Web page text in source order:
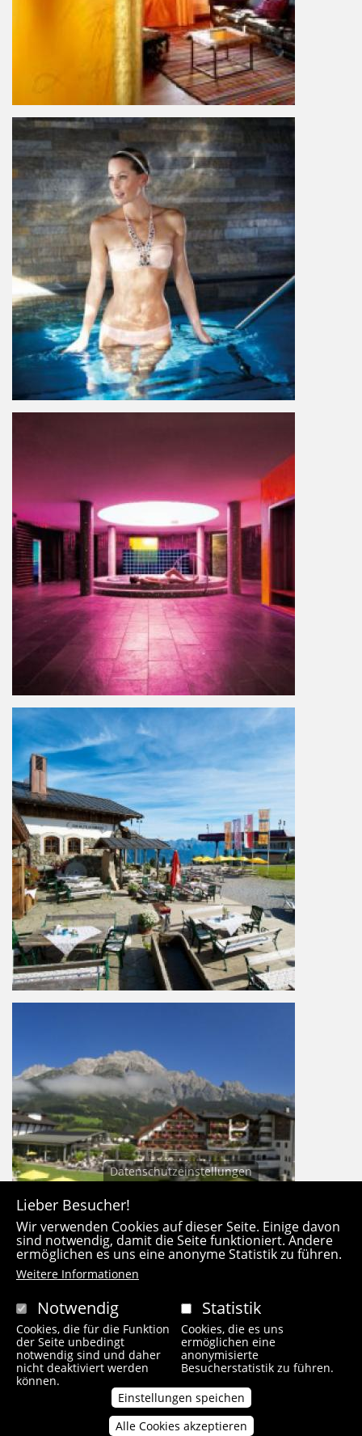
Datenschutzeinstellungen
Lieber Besucher!
Wir verwenden Cookies auf dieser Seite. Einige davon
sind notwendig, damit die Seite funktioniert. Andere
ermöglichen es uns eine anonyme Statistik zu führen.
Weitere Informationen
Notwendig
Cookies, die für die Funktion
der Seite unbedingt
notwendig sind und daher
nicht deaktiviert werden
können.
Statistik
Cookies, die es uns
ermöglichen eine
anonymisierte
Besucherstatistik zu führen.
Einstellungen speichen
Alle Cookies akzeptieren